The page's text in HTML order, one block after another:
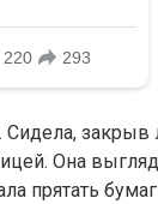
Она
прятать